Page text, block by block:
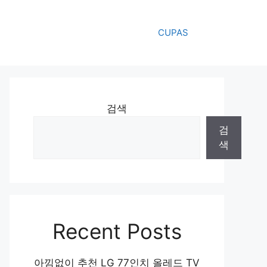
CUPAS
검색
검
색
Recent Posts
아낌없이 추천 LG 77인치 올레드 TV